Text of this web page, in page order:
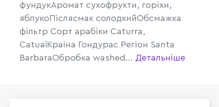
фундукАромат cухофрукти, горіхи,
яблукоПіслясмак солодкийОбсмажка
фільтр Сорт арабіки Caturra,
CatuaiКраїна Гондурас Регіон Santa
BarbaraОбробка washed... Детальніше